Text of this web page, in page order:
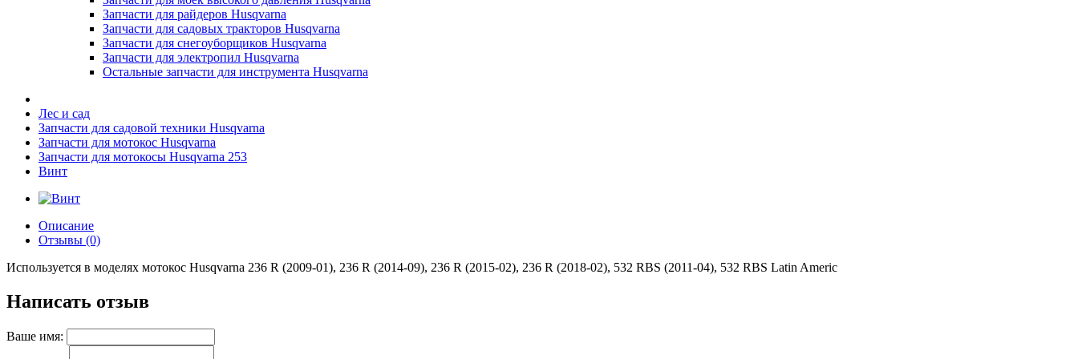
Запчасти для райдеров Husqvarna
Запчасти для садовых тракторов Husqvarna
Запчасти для снегоуборщиков Husqvarna
Запчасти для электропил Husqvarna
Остальные запчасти для инструмента Husqvarna
Лес и сад
Запчасти для садовой техники Husqvarna
Запчасти для мотокос Husqvarna
Запчасти для мотокосы Husqvarna 253
Винт
Описание
Отзывы (0)
Используется в моделях мотокос Husqvarna 236 R (2009-01), 236 R (2014-09), 236 R (2015-02), 236 R (2018-02), 532 RBS (2011-04), 532 RBS Latin Americ
Написать отзыв
Ваше имя: